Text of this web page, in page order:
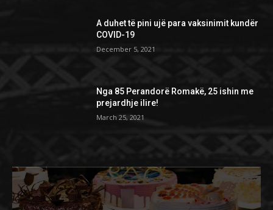
A duhet të pini ujë para vaksinimit kundër
COVID-19
December 5, 2021
Nga 85 Perandorë Romakë, 25 ishin me
prejardhje ilire!
March 25, 2021